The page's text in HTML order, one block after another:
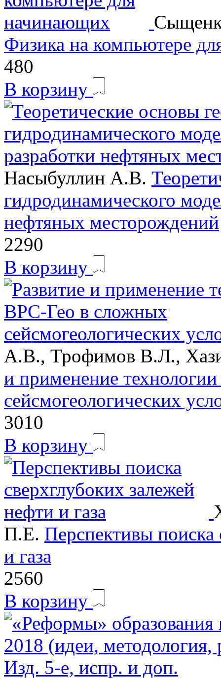
Физика на компьютере
480
В корзину
Насыбуллин А.В.
гидродинамического
нефтяных месторождений
2290
В корзину
А.В., Трофимов В.Л.,
и применение
сейсмогеологических
3010
В корзину
П.Е. Перспективы поиска
и газа
2560
В корзину